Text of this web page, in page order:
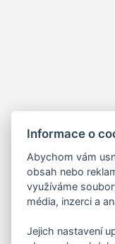
Informace o
Abychom vám
obsah nebo
využíváme
média, inzerci a
Jejich nastavení